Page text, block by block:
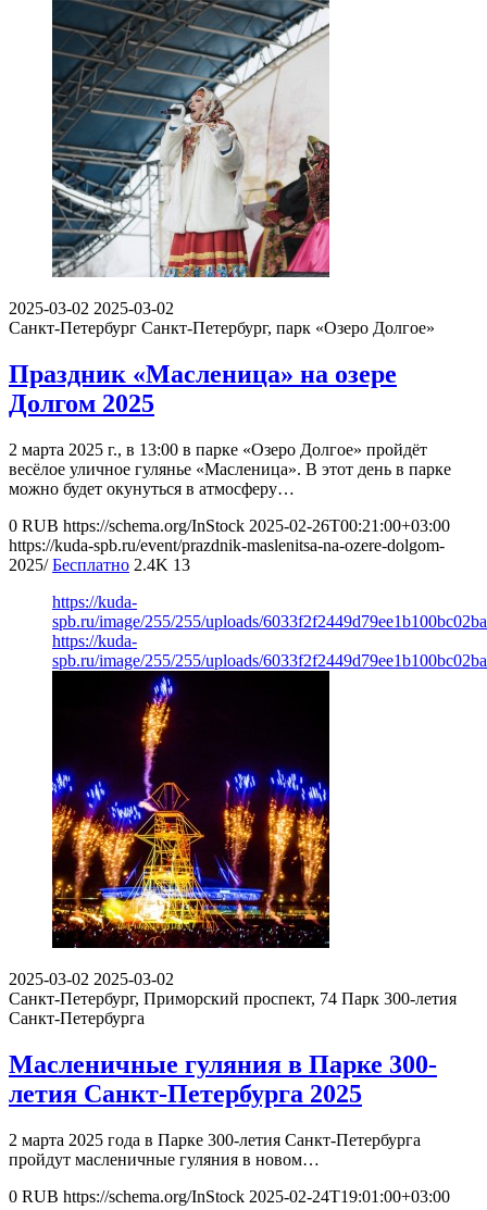
2025-03-02 2025-03-02
Санкт-Петербург Санкт-Петербург, парк «Озеро Долгое»
Праздник «Масленица» на озере
Долгом 2025
2 марта 2025 г., в 13:00 в парке «Озеро Долгое» пройдёт
весёлое уличное гулянье «Масленица». В этот день в парке
можно будет окунуться в атмосферу…
0 RUB https://schema.org/InStock 2025-02-26T00:21:00+03:00
https://kuda-spb.ru/event/prazdnik-maslenitsa-na-ozere-dolgom-
2025/ Бесплатно 2.4K 13
https://kuda-
spb.ru/image/255/255/uploads/
https://kuda-
spb.ru/image/255/255/uploads/
2025-03-02 2025-03-02
Санкт-Петербург, Приморский проспект, 74 Парк 300-летия
Санкт-Петербурга
Масленичные гуляния в Парке 300-
летия Санкт-Петербурга 2025
2 марта 2025 года в Парке 300-летия Санкт-Петербурга
пройдут масленичные гуляния в новом…
0 RUB https://schema.org/InStock 2025-02-24T19:01:00+03:00